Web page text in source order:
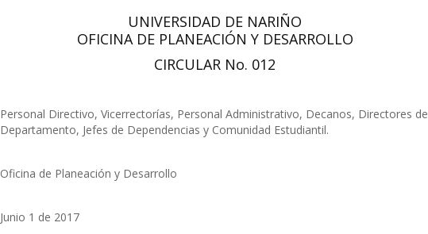
UNIVERSIDAD DE NARIÑO
OFICINA DE PLANEACIÓN Y DESARROLLO
CIRCULAR No. 012
Personal Directivo, Vicerrectorías, Personal Administrativo, Decanos, Directores de
Departamento, Jefes de Dependencias y Comunidad Estudiantil.
Oficina de Planeación y Desarrollo
Junio 1 de 2017